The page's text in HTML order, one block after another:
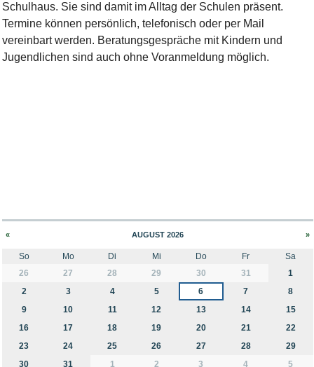
Schulhaus. Sie sind damit im Alltag der Schulen präsent.
Termine können persönlich, telefonisch oder per Mail
vereinbart werden. Beratungsgespräche mit Kindern und
Jugendlichen sind auch ohne Voranmeldung möglich.
« AUGUST 2026 »
month-8
So Mo Di Mi Do Fr
Sa
26
27 28 29 30 31
1
2
3 4 5 6 7
8
9
10 11 12 13 14
15
16
17 18 19 20 21
22
23
24 25 26 27 28
29
30
31 1 2 3 4 5